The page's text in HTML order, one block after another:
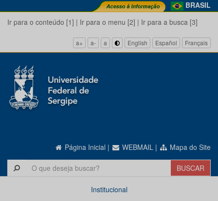
BRASIL
Ir para o conteúdo [1] | Ir para o menu [2] | Ir para a busca [3]
a+ a- a English Español Français
Página Inicial | WEBMAIL | Mapa do Site
Institucional